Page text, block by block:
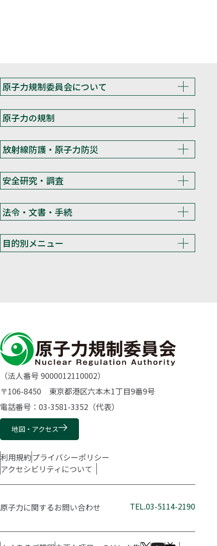
原子力規制委員会について
原子力の規制
放射線防護・原子力防災
安全研究・調査
法令・文書・手続
目的別メニュー
（法人番号 9000012110002）
〒106-8450 東京都港区六本木1丁目9番9号
電話番号：03-3581-3352（代表）
地図・アクセス
利用規約プライバシーポリシー
アクセシビリティについて
原子力に関するお問い合わせ TEL.03-5114-2190